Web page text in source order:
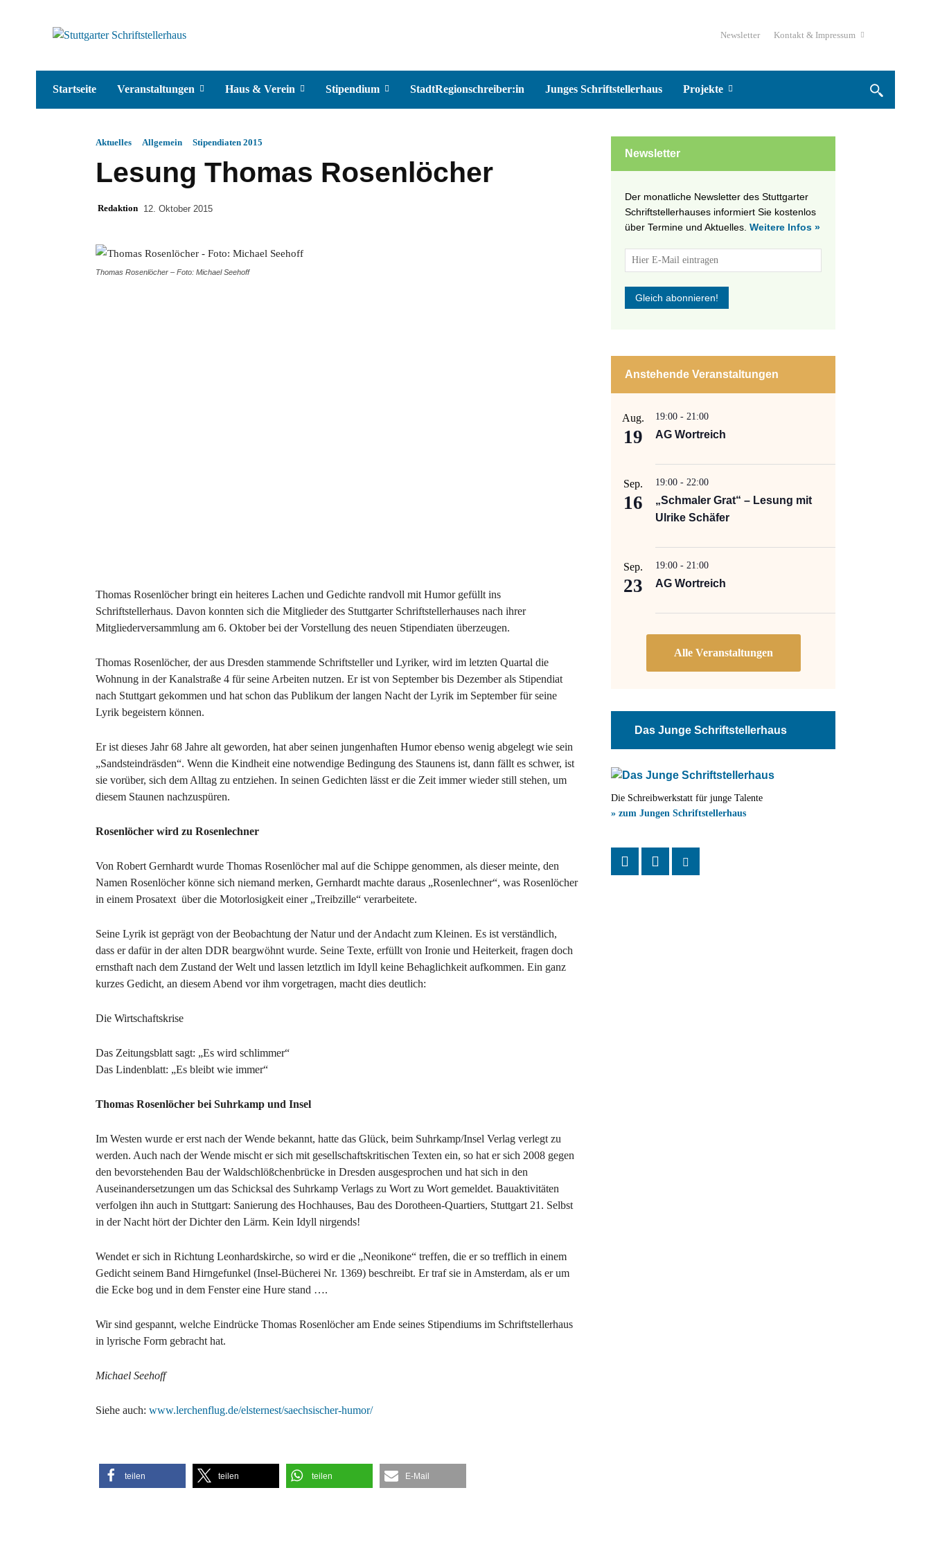
Newsletter Kontakt & Impressum
Startseite Veranstaltungen Haus & Verein Stipendium StadtRegionschreiber:in Junges Schriftstellerhaus Projekte
Aktuelles Allgemein Stipendiaten 2015
Lesung Thomas Rosenlöcher
Redaktion 12. Oktober 2015
Thomas Rosenlöcher – Foto: Michael Seehoff
Thomas Rosenlöcher bringt ein heiteres Lachen und Gedichte randvoll mit Humor gefüllt ins
Schriftstellerhaus. Davon konnten sich die Mitglieder des Stuttgarter Schriftstellerhauses nach ihrer
Mitgliederversammlung am 6. Oktober bei der Vorstellung des neuen Stipendiaten überzeugen.
Thomas Rosenlöcher, der aus Dresden stammende Schriftsteller und Lyriker, wird im letzten Quartal die
Wohnung in der Kanalstraße 4 für seine Arbeiten nutzen. Er ist von September bis Dezember als Stipendiat
nach Stuttgart gekommen und hat schon das Publikum der langen Nacht der Lyrik im September für seine
Lyrik begeistern können.
Er ist dieses Jahr 68 Jahre alt geworden, hat aber seinen jungenhaften Humor ebenso wenig abgelegt wie sein
„Sandsteindräsden“. Wenn die Kindheit eine notwendige Bedingung des Staunens ist, dann fällt es schwer, ist
sie vorüber, sich dem Alltag zu entziehen. In seinen Gedichten lässt er die Zeit immer wieder still stehen, um
diesem Staunen nachzuspüren.
Rosenlöcher wird zu Rosenlechner
Von Robert Gernhardt wurde Thomas Rosenlöcher mal auf die Schippe genommen, als dieser meinte, den
Namen Rosenlöcher könne sich niemand merken, Gernhardt machte daraus „Rosenlechner“, was Rosenlöcher
in einem Prosatext über die Motorlosigkeit einer „Treibzille“ verarbeitete.
Seine Lyrik ist geprägt von der Beobachtung der Natur und der Andacht zum Kleinen. Es ist verständlich,
dass er dafür in der alten DDR beargwöhnt wurde. Seine Texte, erfüllt von Ironie und Heiterkeit, fragen doch
ernsthaft nach dem Zustand der Welt und lassen letztlich im Idyll keine Behaglichkeit aufkommen. Ein ganz
kurzes Gedicht, an diesem Abend vor ihm vorgetragen, macht dies deutlich:
Die Wirtschaftskrise
Das Zeitungsblatt sagt: „Es wird schlimmer“
Das Lindenblatt: „Es bleibt wie immer“
Thomas Rosenlöcher bei Suhrkamp und Insel
Im Westen wurde er erst nach der Wende bekannt, hatte das Glück, beim Suhrkamp/Insel Verlag verlegt zu
werden. Auch nach der Wende mischt er sich mit gesellschaftskritischen Texten ein, so hat er sich 2008 gegen
den bevorstehenden Bau der Waldschlößchenbrücke in Dresden ausgesprochen und hat sich in den
Auseinandersetzungen um das Schicksal des Suhrkamp Verlags zu Wort zu Wort gemeldet. Bauaktivitäten
verfolgen ihn auch in Stuttgart: Sanierung des Hochhauses, Bau des Dorotheen-Quartiers, Stuttgart 21. Selbst
in der Nacht hört der Dichter den Lärm. Kein Idyll nirgends!
Wendet er sich in Richtung Leonhardskirche, so wird er die „Neonikone“ treffen, die er so trefflich in einem
Gedicht seinem Band Hirngefunkel (Insel-Bücherei Nr. 1369) beschreibt. Er traf sie in Amsterdam, als er um
die Ecke bog und in dem Fenster eine Hure stand ….
Wir sind gespannt, welche Eindrücke Thomas Rosenlöcher am Ende seines Stipendiums im Schriftstellerhaus
in lyrische Form gebracht hat.
Michael Seehoff
Siehe auch: www.lerchenflug.de/elsternest/saechsischer-humor/
teilen teilen teilen E-Mail
Newsletter
Der monatliche Newsletter des Stuttgarter
Schriftstellerhauses informiert Sie kostenlos
über Termine und Aktuelles. Weitere Infos »
Anstehende Veranstaltungen
Aug.
19
19:00 - 21:00
AG Wortreich
Sep.
16
19:00 - 22:00
„Schmaler Grat“ – Lesung mit
Ulrike Schäfer
Sep.
23
19:00 - 21:00
AG Wortreich
Das Junge Schriftstellerhaus
Die Schreibwerkstatt für junge Talente
» zum Jungen Schriftstellerhaus